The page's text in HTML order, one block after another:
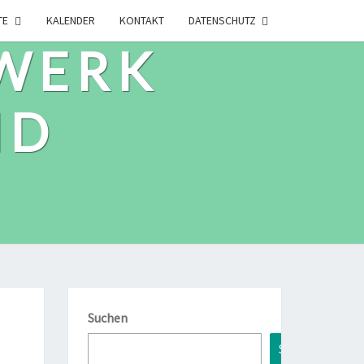
KALENDER KONTAKT DATENSCHUTZ
Suchen
Suchen